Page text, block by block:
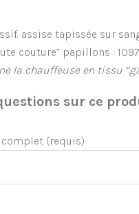
assise tapissée sur
couture” papillons :
la chauffeuse en tissu
sur ce
complet (requis)